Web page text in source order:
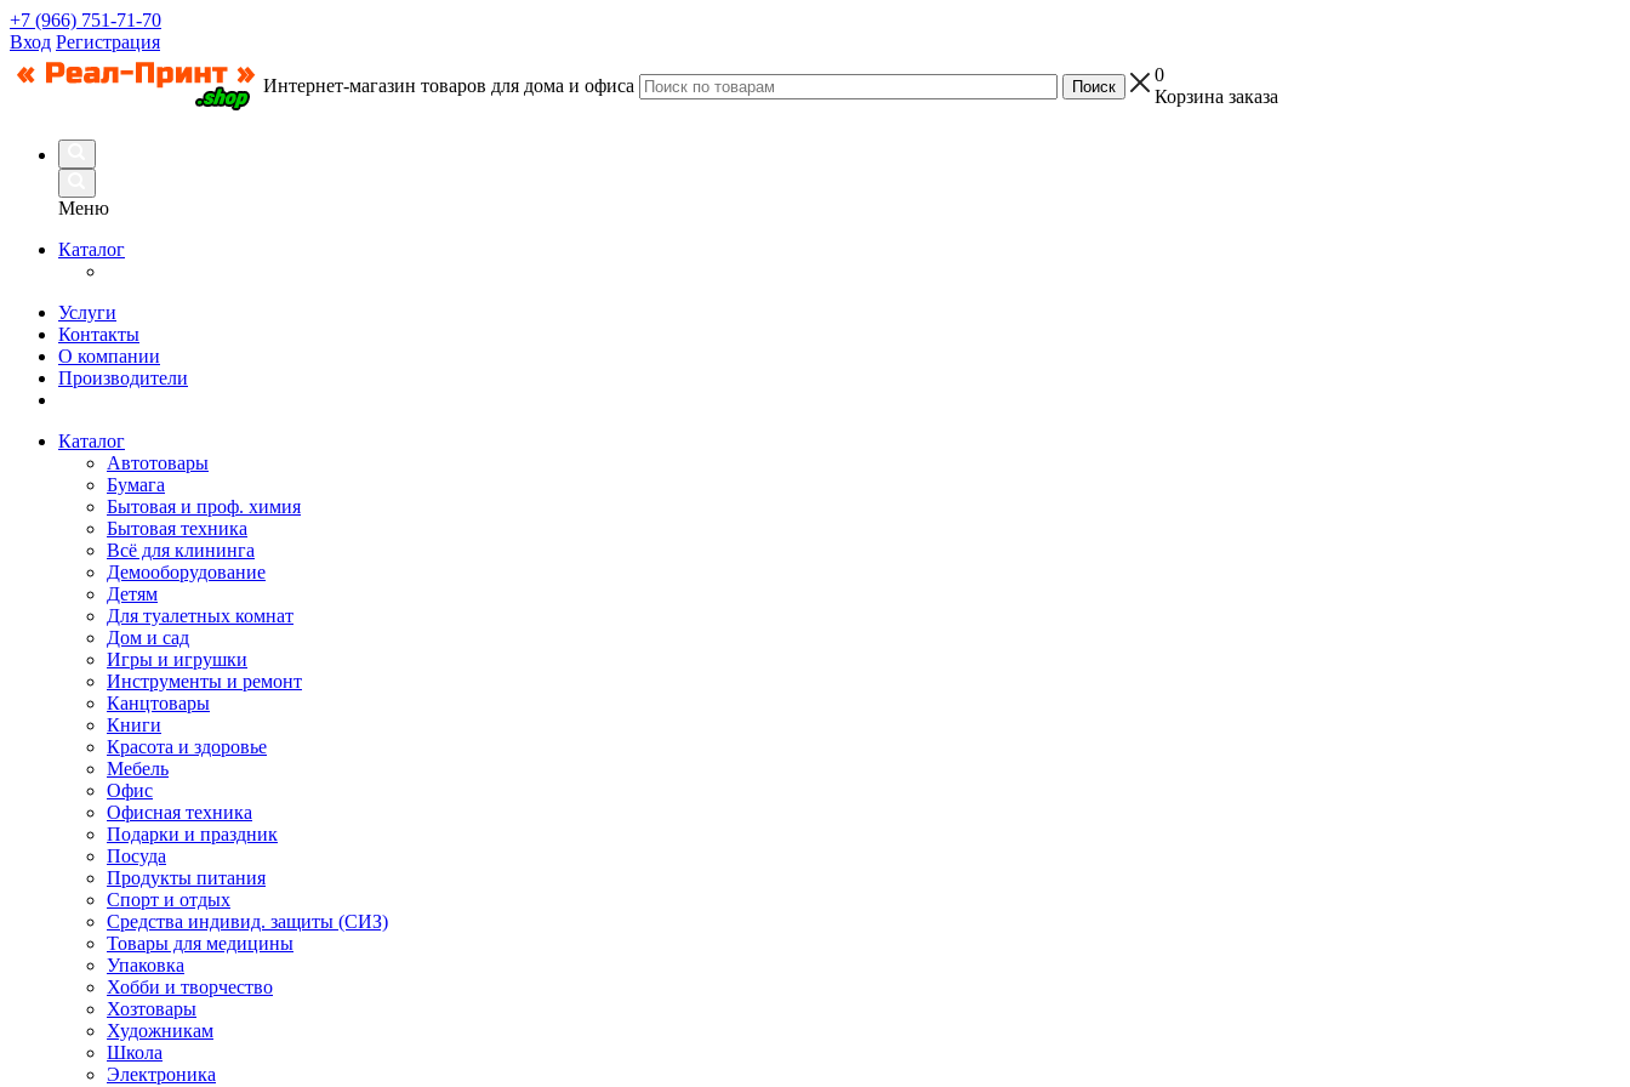
+7 (966) 751-71-70
Вход Регистрация
Интернет-магазин товаров для дома и офиса
0
Корзина заказа
Меню
Каталог
Услуги
Контакты
О компании
Производители
Каталог
Автотовары
Бумага
Бытовая и проф. химия
Бытовая техника
Всё для клининга
Демооборудование
Детям
Для туалетных комнат
Дом и сад
Игры и игрушки
Инструменты и ремонт
Канцтовары
Книги
Красота и здоровье
Мебель
Офис
Офисная техника
Подарки и праздник
Посуда
Продукты питания
Спорт и отдых
Средства индивид. защиты (СИЗ)
Товары для медицины
Упаковка
Хобби и творчество
Хозтовары
Художникам
Школа
Электроника